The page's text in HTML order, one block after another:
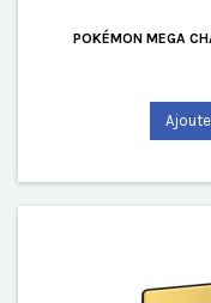
POKÉMON MEGA